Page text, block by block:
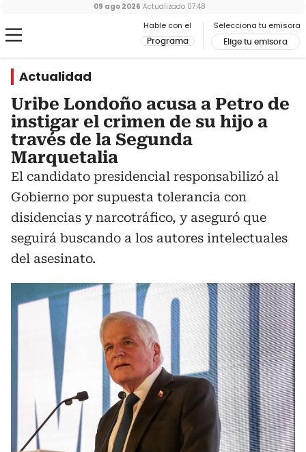
Hable con el
Programa
Selecciona tu emisora
Elige tu emisora
09 ago 2026 Actualizado 07:48
Actualidad
Uribe Londoño acusa a Petro de
instigar el crimen de su hijo a
través de la Segunda
Marquetalia
El candidato presidencial responsabilizó al
Gobierno por supuesta tolerancia con
disidencias y narcotráfico, y aseguró que
seguirá buscando a los autores intelectuales
del asesinato.